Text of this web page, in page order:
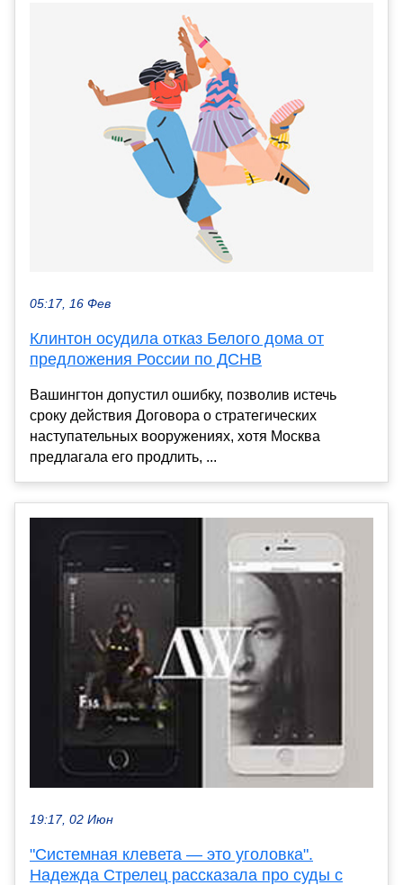
05:17, 16 Фев
Клинтон осудила отказ Белого дома от
предложения России по ДСНВ
Вашингтон допустил ошибку, позволив истечь
сроку действия Договора о стратегических
наступательных вооружениях, хотя Москва
предлагала его продлить, ...
19:17, 02 Июн
"Системная клевета — это уголовка".
Надежда Стрелец рассказала про суды с